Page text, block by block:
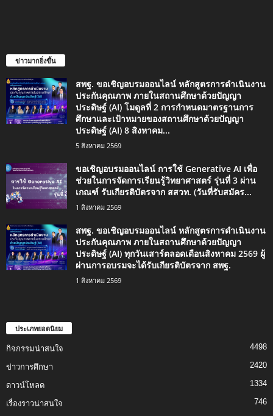
ข่าวมากยิ่งขึ้น
สพฐ. ขอเชิญอบรมออนไลน์ หลักสูตรการดำเนินงาน
ประกันคุณภาพ ภายในสถานศึกษาด้วยปัญญา
ประดิษฐ์ (AI) โมดูลที่ 2 การกำหนดมาตรฐานการ
ศึกษาและเป้าหมายของสถานศึกษาด้วยปัญญา
ประดิษฐ์ (AI) 8 สิงหาคม...
5 สิงหาคม 2569
ขอเชิญอบรมออนไลน์ การใช้ Generative AI เพื่อ
ช่วยในการจัดการเรียนรู้วิทยาศาสตร์ รุ่นที่ 3 ผ่าน
เกณฑ์ รับเกียรติบัตรจาก สสวท. (วันที่รับสมัคร...
1 สิงหาคม 2569
สพฐ. ขอเชิญอบรมออนไลน์ หลักสูตรการดำเนินงาน
ประกันคุณภาพ ภายในสถานศึกษาด้วยปัญญา
ประดิษฐ์ (AI) ทุกวันเสาร์ตลอดเดือนสิงหาคม 2569 ผู้
ผ่านการอบรมจะได้รับเกียรติบัตรจาก สพฐ.
1 สิงหาคม 2569
ประเภทยอดนิยม
กิจกรรมน่าสนใจ 4498
ข่าวการศึกษา 2420
ดาวน์โหลด 1334
เรื่องราวน่าสนใจ
746